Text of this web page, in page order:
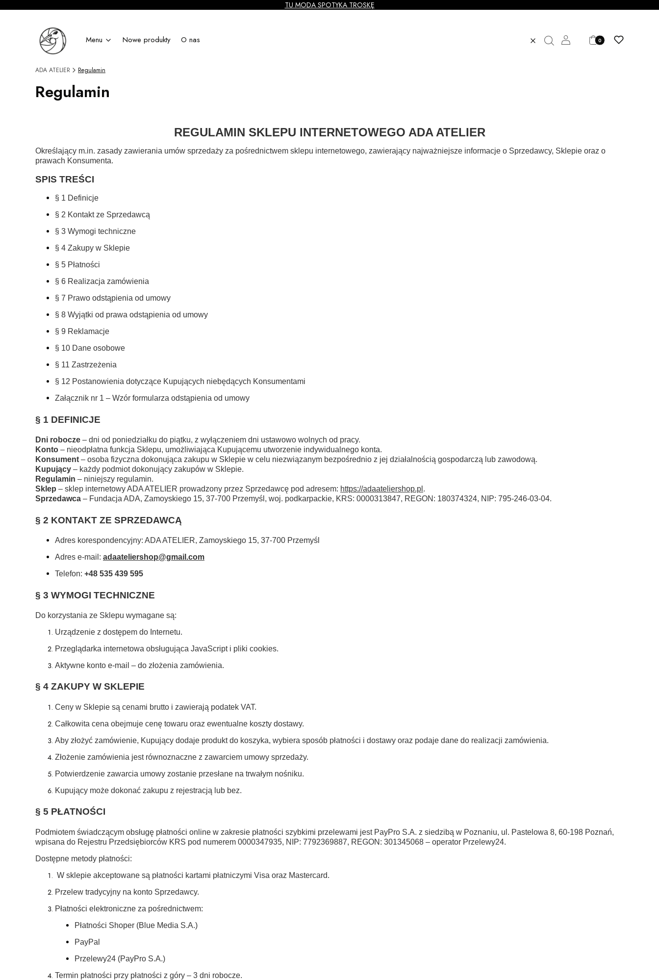
TU MODA SPOTYKA TROSKĘ
Menu Nowe produkty O nas WyczyśćSzukaj
Zaloguj sięProdukty w koszyku: 0.
Koszyk Ulubione
ADA ATELIER Regulamin
Regulamin
REGULAMIN SKLEPU INTERNETOWEGO ADA ATELIER
Określający m.in. zasady zawierania umów sprzedaży za pośrednictwem sklepu internetowego, zawierający najważniejsze informacje o Sprzedawcy, Sklepie oraz o
prawach Konsumenta.
SPIS TREŚCI
§ 1 Definicje
§ 2 Kontakt ze Sprzedawcą
§ 3 Wymogi techniczne
§ 4 Zakupy w Sklepie
§ 5 Płatności
§ 6 Realizacja zamówienia
§ 7 Prawo odstąpienia od umowy
§ 8 Wyjątki od prawa odstąpienia od umowy
§ 9 Reklamacje
§ 10 Dane osobowe
§ 11 Zastrzeżenia
§ 12 Postanowienia dotyczące Kupujących niebędących Konsumentami
Załącznik nr 1 – Wzór formularza odstąpienia od umowy
§ 1 DEFINICJE
Dni robocze – dni od poniedziałku do piątku, z wyłączeniem dni ustawowo wolnych od pracy.
Konto – nieodpłatna funkcja Sklepu, umożliwiająca Kupującemu utworzenie indywidualnego konta.
Konsument – osoba fizyczna dokonująca zakupu w Sklepie w celu niezwiązanym bezpośrednio z jej działalnością gospodarczą lub zawodową.
Kupujący – każdy podmiot dokonujący zakupów w Sklepie.
Regulamin – niniejszy regulamin.
Sklep – sklep internetowy ADA ATELIER prowadzony przez Sprzedawcę pod adresem: https://adaateliershop.pl .
Sprzedawca – Fundacja ADA, Zamoyskiego 15, 37-700 Przemyśl, woj. podkarpackie, KRS: 0000313847, REGON: 180374324, NIP: 795-246-03-04.
§ 2 KONTAKT ZE SPRZEDAWCĄ
Adres korespondencyjny: ADA ATELIER, Zamoyskiego 15, 37-700 Przemyśl
Adres e-mail: adaateliershop@gmail.com
Telefon: +48 535 439 595
§ 3 WYMOGI TECHNICZNE
Do korzystania ze Sklepu wymagane są:
Urządzenie z dostępem do Internetu.
Przeglądarka internetowa obsługująca JavaScript i pliki cookies.
Aktywne konto e-mail – do złożenia zamówienia.
§ 4 ZAKUPY W SKLEPIE
Ceny w Sklepie są cenami brutto i zawierają podatek VAT.
Całkowita cena obejmuje cenę towaru oraz ewentualne koszty dostawy.
Aby złożyć zamówienie, Kupujący dodaje produkt do koszyka, wybiera sposób płatności i dostawy oraz podaje dane do realizacji zamówienia.
Złożenie zamówienia jest równoznaczne z zawarciem umowy sprzedaży.
Potwierdzenie zawarcia umowy zostanie przesłane na trwałym nośniku.
Kupujący może dokonać zakupu z rejestracją lub bez.
§ 5 PŁATNOŚCI
Podmiotem świadczącym obsługę płatności online w zakresie płatności szybkimi przelewami jest PayPro S.A. z siedzibą w Poznaniu, ul. Pastelowa 8, 60-198 Poznań,
wpisana do Rejestru Przedsiębiorców KRS pod numerem 0000347935, NIP: 7792369887, REGON: 301345068 – operator Przelewy24.
Dostępne metody płatności:
W sklepie akceptowane są płatności kartami płatniczymi Visa oraz Mastercard.
Przelew tradycyjny na konto Sprzedawcy.
Płatności elektroniczne za pośrednictwem:
Płatności Shoper (Blue Media S.A.)
PayPal
Przelewy24 (PayPro S.A.)
Termin płatności przy płatności z góry – 3 dni robocze.